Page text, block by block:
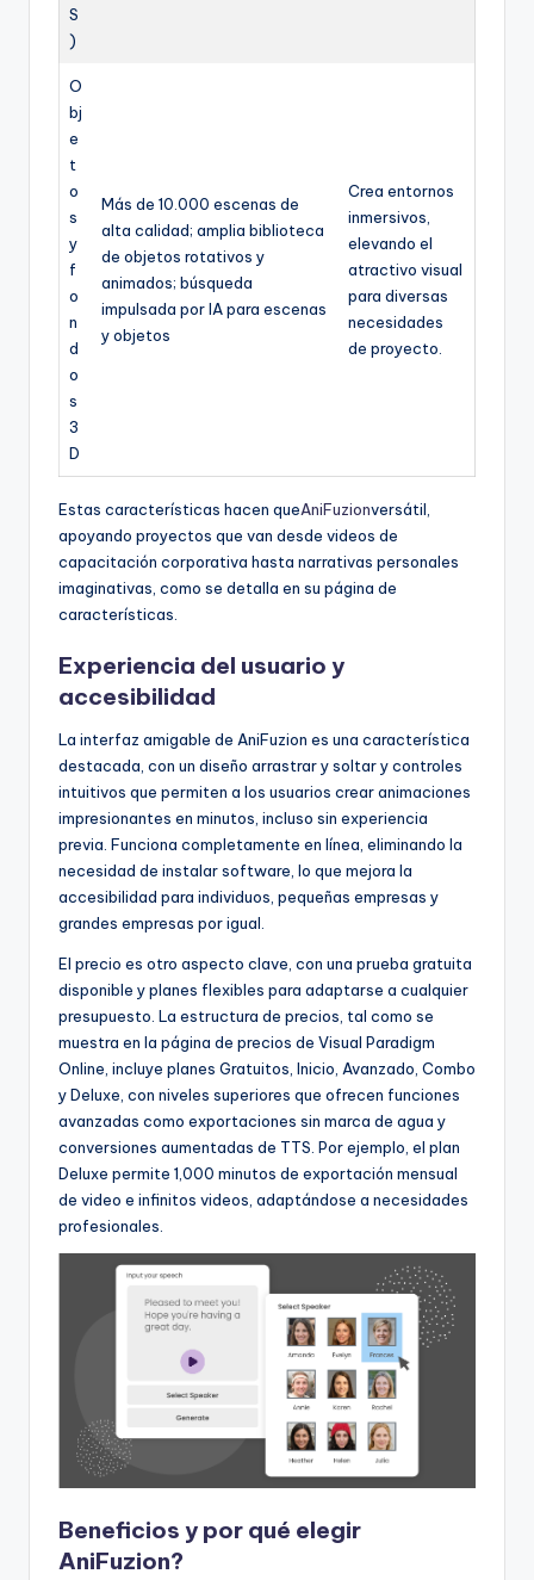
S
)
O
bj
e
t
o
s
y
f
o
n
d
o
s
3
D
Más de 10.000 escenas de
alta calidad; amplia biblioteca
de objetos rotativos y
animados; búsqueda
impulsada por IA para escenas
y objetos
Crea entornos
inmersivos,
elevando el
atractivo visual
para diversas
necesidades
de proyecto.
Estas características hacen queAniFuzionversátil,
apoyando proyectos que van desde videos de
capacitación corporativa hasta narrativas personales
imaginativas, como se detalla en su página de
características.
Experiencia del usuario y
accesibilidad
La interfaz amigable de AniFuzion es una característica
destacada, con un diseño arrastrar y soltar y controles
intuitivos que permiten a los usuarios crear animaciones
impresionantes en minutos, incluso sin experiencia
previa. Funciona completamente en línea, eliminando la
necesidad de instalar software, lo que mejora la
accesibilidad para individuos, pequeñas empresas y
grandes empresas por igual.
El precio es otro aspecto clave, con una prueba gratuita
disponible y planes flexibles para adaptarse a cualquier
presupuesto. La estructura de precios, tal como se
muestra en la página de precios de Visual Paradigm
Online, incluye planes Gratuitos, Inicio, Avanzado, Combo
y Deluxe, con niveles superiores que ofrecen funciones
avanzadas como exportaciones sin marca de agua y
conversiones aumentadas de TTS. Por ejemplo, el plan
Deluxe permite 1,000 minutos de exportación mensual
de video e infinitos videos, adaptándose a necesidades
profesionales.
Beneficios y por qué elegir
AniFuzion?